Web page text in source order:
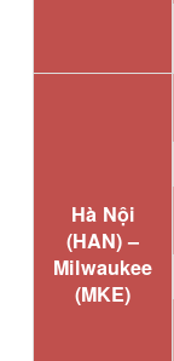
Hà Nội
(HAN) –
Milwaukee
(MKE)